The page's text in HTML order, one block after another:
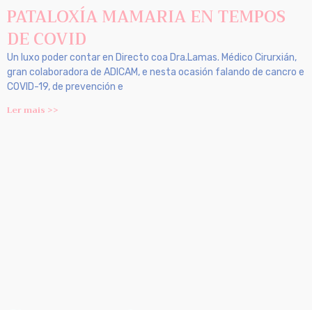
PATALOXÍA MAMARIA EN TEMPOS
DE COVID
Un luxo poder contar en Directo coa Dra.Lamas. Médico Cirurxián,
gran colaboradora de ADICAM, e nesta ocasión falando de cancro e
COVID-19, de prevención e
Ler mais >>